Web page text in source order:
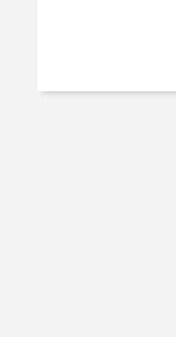
مهران برای بازگشت
خودرو پژو پارس در